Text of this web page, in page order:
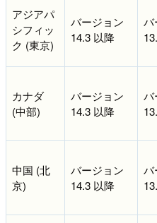
アジアパ
シフィッ
ク (東京)
バージョン
14.3 以降
バ
カナダ
(中部)
バージョン
14.3 以降
バ
中国 (北
京)
バージョン
14.3 以降
バ